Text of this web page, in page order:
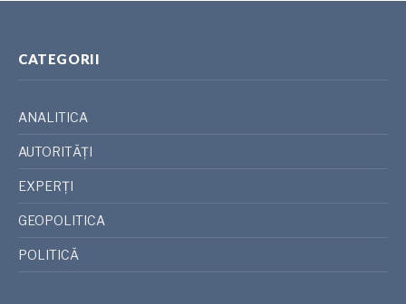
CATEGORII
ANALITICA
AUTORITĂȚI
EXPERȚI
GEOPOLITICA
POLITICĂ